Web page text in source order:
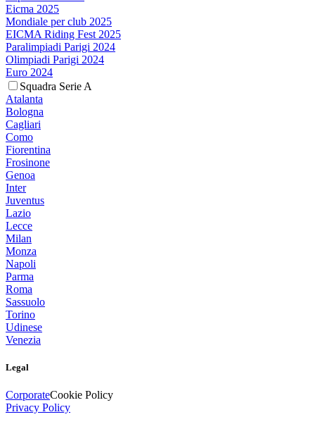
Eicma 2025
Mondiale per club 2025
EICMA Riding Fest 2025
Paralimpiadi Parigi 2024
Olimpiadi Parigi 2024
Euro 2024
Squadra Serie A
Atalanta
Bologna
Cagliari
Como
Fiorentina
Frosinone
Genoa
Inter
Juventus
Lazio
Lecce
Milan
Monza
Napoli
Parma
Roma
Sassuolo
Torino
Udinese
Venezia
Legal
CorporateCookie Policy
Privacy Policy